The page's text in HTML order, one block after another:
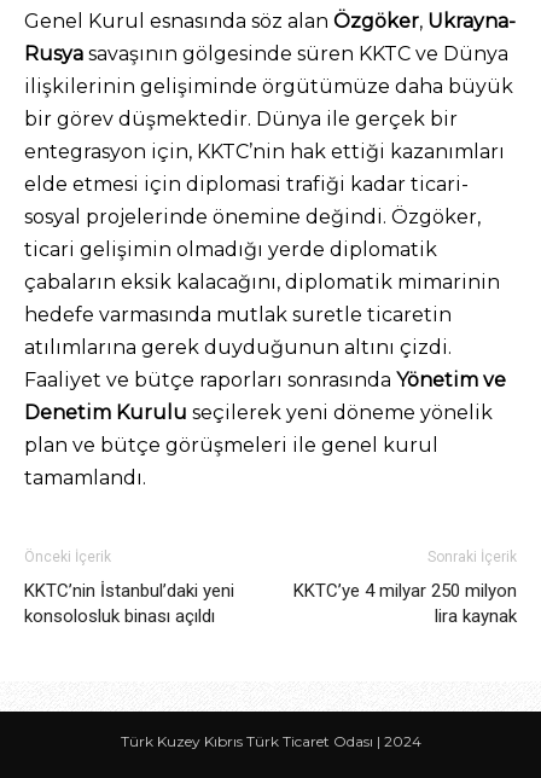
Genel Kurul esnasında söz alan Özgöker, Ukrayna-
Rusya savaşının gölgesinde süren KKTC ve Dünya
ilişkilerinin gelişiminde örgütümüze daha büyük
bir görev düşmektedir. Dünya ile gerçek bir
entegrasyon için, KKTC’nin hak ettiği kazanımları
elde etmesi için diplomasi trafiği kadar ticari-
sosyal projelerinde önemine değindi. Özgöker,
ticari gelişimin olmadığı yerde diplomatik
çabaların eksik kalacağını, diplomatik mimarinin
hedefe varmasında mutlak suretle ticaretin
atılımlarına gerek duyduğunun altını çizdi.
Faaliyet ve bütçe raporları sonrasında Yönetim ve
Denetim Kurulu seçilerek yeni döneme yönelik
plan ve bütçe görüşmeleri ile genel kurul
tamamlandı.
Önceki İçerik
KKTC’nin İstanbul’daki yeni
konsolosluk binası açıldı
Sonraki İçerik
KKTC’ye 4 milyar 250 milyon
lira kaynak
Türk Kuzey Kıbrıs Türk Ticaret Odası | 2024